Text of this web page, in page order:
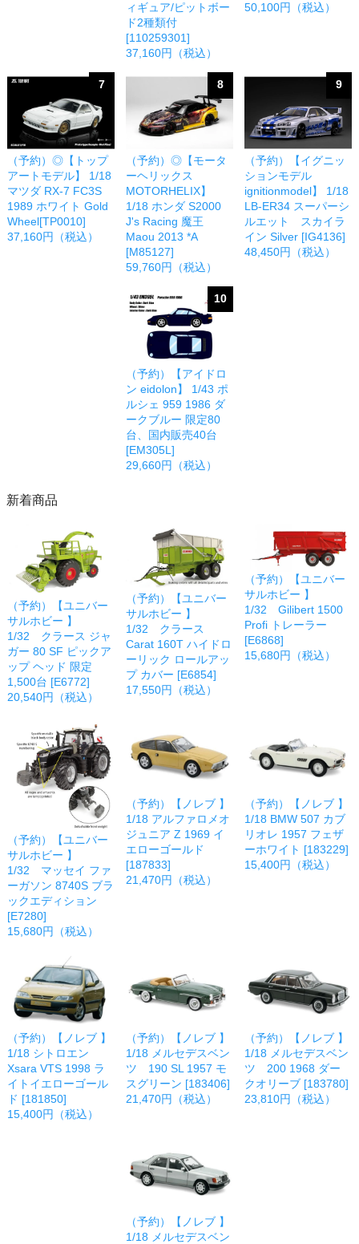
ィギュア/ピットボー
ド2種類付
[110259301]
37,160円（税込）
50,100円（税込）
7
（予約）◎【トップ
アートモデル】 1/18
マツダ RX-7 FC3S
1989 ホワイト Gold
Wheel[TP0010]
37,160円（税込）
8
（予約）◎【モータ
ーヘリックス
MOTORHELIX】
1/18 ホンダ S2000
J's Racing 魔王
Maou 2013 *A
[M85127]
59,760円（税込）
9
（予約）【イグニッ
ションモデル
ignitionmodel】 1/18
LB-ER34 スーパーシ
ルエット スカイラ
イン Silver [IG4136]
48,450円（税込）
10
（予約）【アイドロ
ン eidolon】 1/43 ポ
ルシェ 959 1986 ダ
ークブルー 限定80
台、国内販売40台
[EM305L]
29,660円（税込）
新着商品
（予約）【ユニバー
サルホビー 】
1/32 クラース ジャ
ガー 80 SF ピックア
ップ ヘッド 限定
1,500台 [E6772]
20,540円（税込）
（予約）【ユニバー
サルホビー 】
1/32 クラース
Carat 160T ハイドロ
ーリック ロールアッ
プ カバー [E6854]
17,550円（税込）
（予約）【ユニバー
サルホビー 】
1/32 Gilibert 1500
Profi トレーラー
[E6868]
15,680円（税込）
（予約）【ユニバー
サルホビー 】
1/32 マッセイ ファ
ーガソン 8740S ブラ
ックエディション
[E7280]
15,680円（税込）
（予約）【ノレブ 】
1/18 アルファロメオ
ジュニア Z 1969 イ
エローゴールド
[187833]
21,470円（税込）
（予約）【ノレブ 】
1/18 BMW 507 カブ
リオレ 1957 フェザ
ーホワイト [183229]
15,400円（税込）
（予約）【ノレブ 】
1/18 シトロエン
Xsara VTS 1998 ラ
イトイエローゴール
ド [181850]
15,400円（税込）
（予約）【ノレブ 】
1/18 メルセデスベン
ツ 190 SL 1957 モ
スグリーン [183406]
21,470円（税込）
（予約）【ノレブ 】
1/18 メルセデスベン
ツ 200 1968 ダー
クオリーブ [183780]
23,810円（税込）
（予約）【ノレブ 】
1/18 メルセデスベン